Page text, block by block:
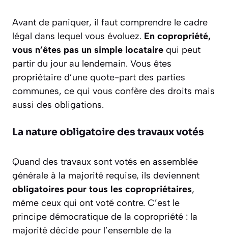
Avant de paniquer, il faut comprendre le cadre
légal dans lequel vous évoluez. En copropriété,
vous n’êtes pas un simple locataire qui peut
partir du jour au lendemain. Vous êtes
propriétaire d’une quote-part des parties
communes, ce qui vous confère des droits mais
aussi des obligations.
La nature obligatoire des travaux votés
Quand des travaux sont votés en assemblée
générale à la majorité requise, ils deviennent
obligatoires pour tous les copropriétaires,
même ceux qui ont voté contre. C’est le
principe démocratique de la copropriété : la
majorité décide pour l’ensemble de la